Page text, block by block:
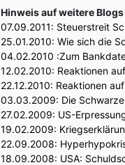
Hinweis auf weitere
07.09.2011: Steuerstreit
25.01.2010: Wie sich die
04.02.2010 :Zum
12.02.2010: Reaktionen
22.12.2010: Reaktionen
03.03.2009: Die
27.02.2009: US-
19.02.2009:
22.09.2008:
18.09.2008: USA: